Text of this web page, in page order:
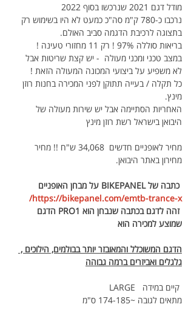
מודל דגם 2021 שנרכשו בסוף 2022
נרכבו כ-780 ק"מ סה"כ כמעט לא היו בשימוש רק
בתצוגה לרכיבת הדגמה סביב האולם.
בריאות סוללה 97% ! רק 11 מחזורי טעינה !
במצב טכני ומכני מעולה  - יש קצת שריטות אבל
לא משפיע על ביצועי המכונה המעולה הזאת !
כל תקלה / בעייה תתוקן לפני המכירה בחנות רוזן
מינץ.
האחריות הסתיימה אבל יש שירות מעולה של
היבואן בישראל רשת רוזן מינץ
מחיר לאופניים חדשים  34,068 ש"ח !! מחיר
מחירון באתר היבואן.
כתבה של BIKEPANEL על מבחן האופניים
https://bikepanel.com/emtb-trance-x/
זהה לדגם בכתבה שנבחן הוא PRO1 הדגם
שמוצע למכירה הוא
הדגם המשוכלל והמאובזר יותר בבולמים, הילוכים ,
גלגלים ואביזרים ברמה גבוהה
קיים במידה   LARGE
מתאים לגובה ~174-185 ס"מ